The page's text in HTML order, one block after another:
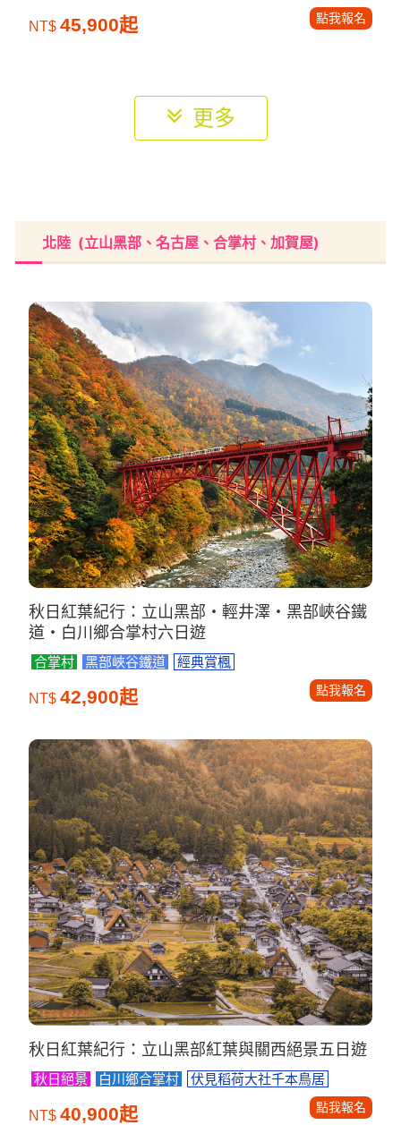
NT$ 45,900起 點我報名
更多
北陸 (立山黑部、名古屋、合掌村、加賀屋)
秋日紅葉紀行：立山黑部・輕井澤・黑部峽谷鐵
道・白川鄉合掌村六日遊
合掌村 黑部峽谷鐵道 經典賞楓
NT$ 42,900起 點我報名
秋日紅葉紀行：立山黑部紅葉與關西絕景五日遊
秋日絕景 白川鄉合掌村 伏見稻荷大社千本鳥居
NT$ 40,900起 點我報名